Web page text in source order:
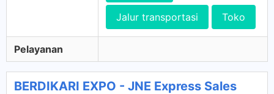
Jalur transportasi Toko
Pelayanan
BERDIKARI EXPO - JNE Express Sales